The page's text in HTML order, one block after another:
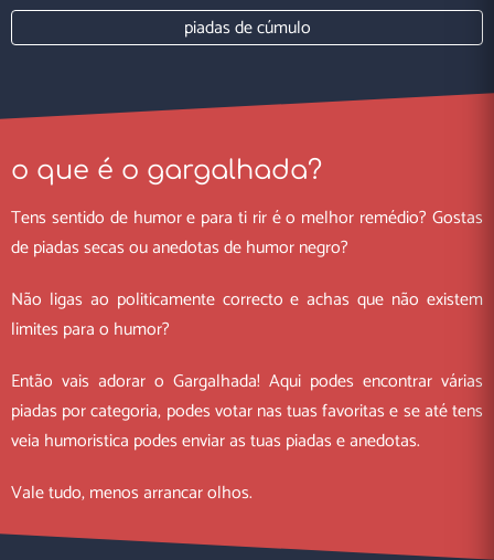
piadas de cúmulo
o que é o gargalhada?
Tens sentido de humor e para ti rir é o melhor remédio? Gostas
de piadas secas ou anedotas de humor negro?
Não ligas ao politicamente correcto e achas que não existem
limites para o humor?
Então vais adorar o Gargalhada! Aqui podes encontrar várias
piadas por categoria, podes votar nas tuas favoritas e se até tens
veia humoristica podes enviar as tuas piadas e anedotas.
Vale tudo, menos arrancar olhos.